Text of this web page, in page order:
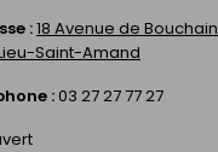
:18 Avenue de Bouchain
Lieu-Saint-Amand
:03 27 27 77 27